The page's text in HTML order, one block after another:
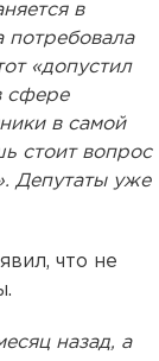
в
потребовала
«допустил
сфере
в самой
стоит вопрос
Депутаты уже
что не
назад, а